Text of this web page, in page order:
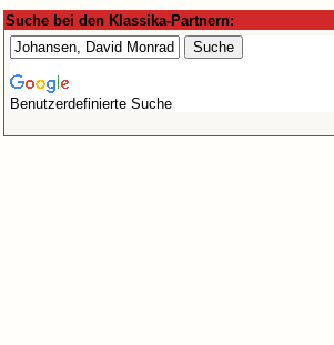
Suche bei den Klassika-Partnern:
Benutzerdefinierte Suche